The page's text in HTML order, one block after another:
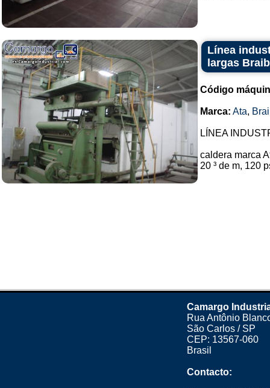
Línea
largas
Código
Marca: Ata,
LÍNEA
caldera marca
20 ³ de m, 120
Camargo
Rua Antônio
São Carlos / SP
CEP: 13567-060
Brasil
Contacto: